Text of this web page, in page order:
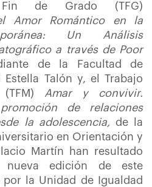
de Grado (TFG)
Amor Romántico en la
Un Análisis
a través de Poor
de la Facultad de
Estella Talón y, el Trabajo
Amar y convivir.
de relaciones
la adolescencia, de la
en Orientación y
Martín han resultado
nueva edición de este
la Unidad de Igualdad